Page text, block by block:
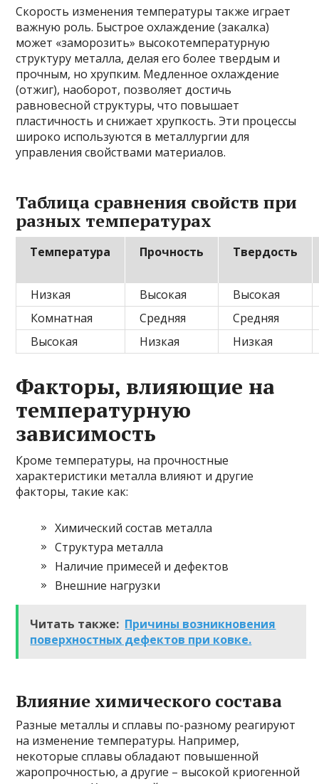
Скорость изменения температуры также играет
важную роль. Быстрое охлаждение (закалка)
может «заморозить» высокотемпературную
структуру металла, делая его более твердым и
прочным, но хрупким. Медленное охлаждение
(отжиг), наоборот, позволяет достичь
равновесной структуры, что повышает
пластичность и снижает хрупкость. Эти процессы
широко используются в металлургии для
управления свойствами материалов.
Таблица сравнения свойств при
разных температурах
Температура Прочность Твердость
Низкая Высокая
Высокая
Комнатная
Средняя
Средняя
Высокая
Низкая Низкая
Факторы, влияющие на
температурную
зависимость
Кроме температуры, на прочностные
характеристики металла влияют и другие
факторы, такие как:
Химический состав металла
Структура металла
Наличие примесей и дефектов
Внешние нагрузки
Читать также: Причины возникновения
поверхностных дефектов при ковке.
Влияние химического состава
Разные металлы и сплавы по-разному реагируют
на изменение температуры. Например,
некоторые сплавы обладают повышенной
жаропрочностью, а другие – высокой криогенной